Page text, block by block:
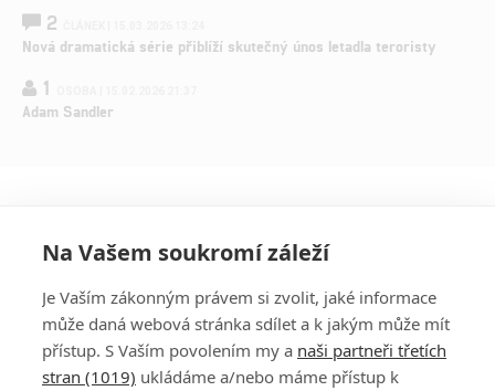
2
Nová dramatická série přiblíží skutečný únos letadla teroristy
1
Adam Sandler
Na Vašem soukromí záleží
Je Vaším zákonným právem si zvolit, jaké informace
může daná webová stránka sdílet a k jakým může mít
přístup. S Vaším povolením my a naši partneři třetích
stran (1019) ukládáme a/nebo máme přístup k